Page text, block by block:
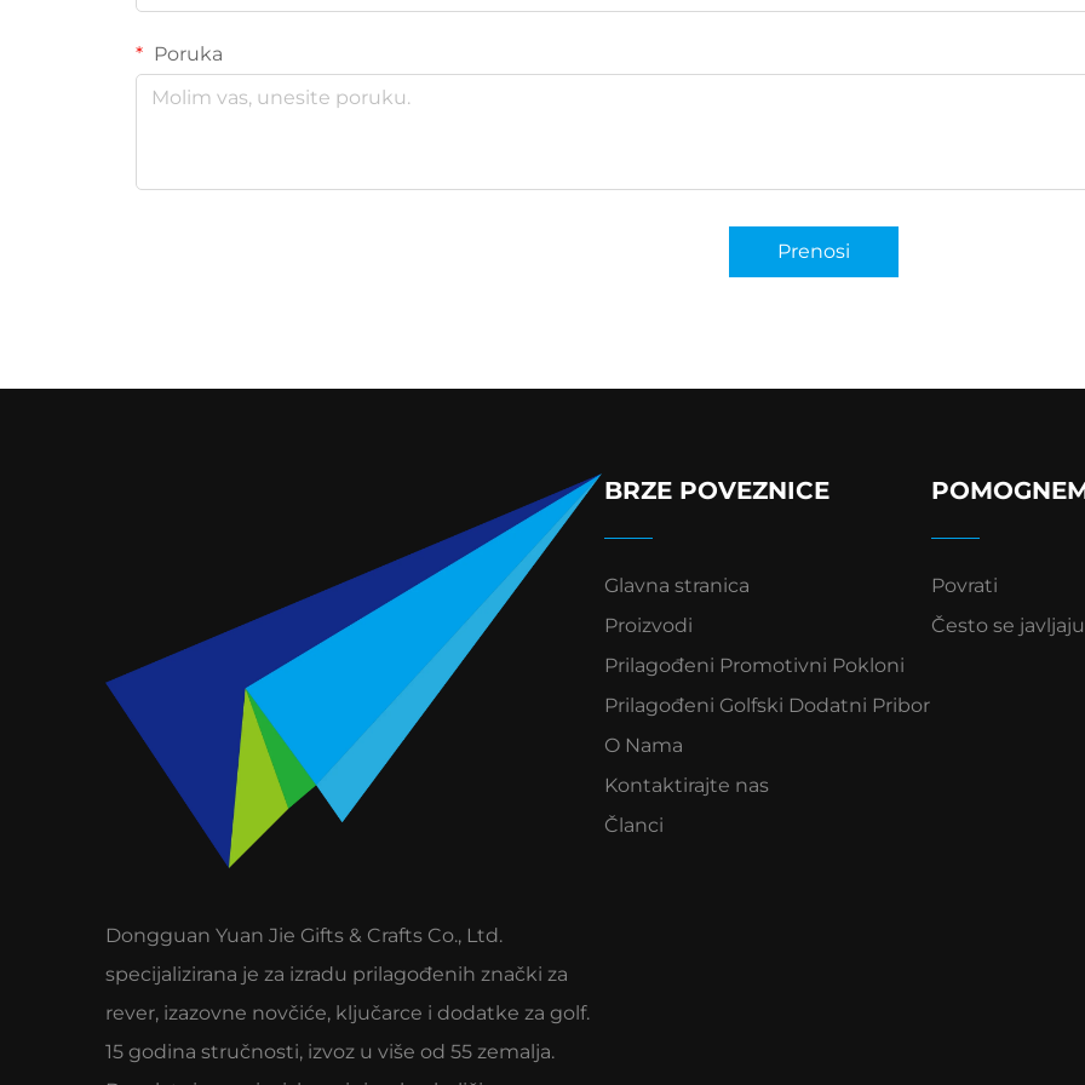
Poruka
Prenosi
Dongguan Yuan Jie Gifts & Crafts Co., Ltd.
specijalizirana je za izradu prilagođenih znački za
rever, izazovne novčiće, ključarce i dodatke za golf.
15 godina stručnosti, izvoz u više od 55 zemalja.
BRZE POVEZNICE
Glavna stranica
Proizvodi
Prilagođeni Promotivni Pokloni
Prilagođeni Golfski Dodatni Pribor
O Nama
Kontaktirajte nas
Članci
Povrati
Često se